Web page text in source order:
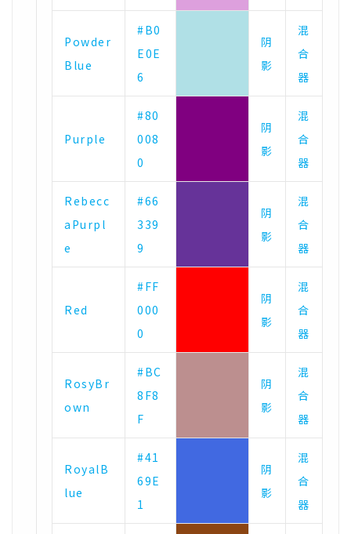
Powder
Blue
#B0
E0E
6
阴
影
混
合
器
Purple
#80
008
0
阴
影
混
合
器
Rebecc
aPurpl
e
#66
339
9
阴
影
混
合
器
Red
#FF
000
0
阴
影
混
合
器
RosyBr
own
#BC
8F8
F
阴
影
混
合
器
RoyalB
lue
#41
69E
1
阴
影
混
合
器